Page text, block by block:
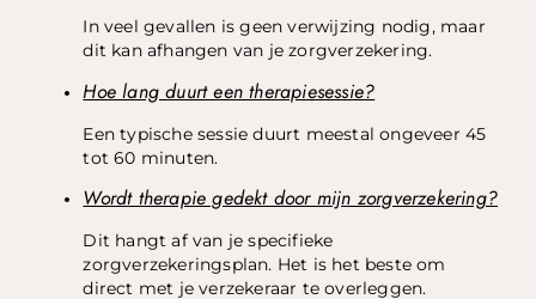
In veel gevallen is geen verwijzing nodig, maar
dit kan afhangen van je zorgverzekering.
Hoe lang duurt een therapiesessie?
Een typische sessie duurt meestal ongeveer 45
tot 60 minuten.
Wordt therapie gedekt door mijn zorgverzekering?
Dit hangt af van je specifieke
zorgverzekeringsplan. Het is het beste om
direct met je verzekeraar te overleggen.